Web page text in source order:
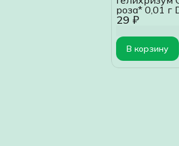
29 ₽
роза* 0,01 г
В корзину